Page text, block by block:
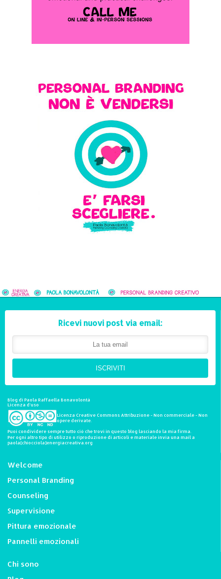
Ricevi nuovi post via email:
ISCRIVITI
Blog di Paola Raffaella Bonavolontà
Licenza d'uso
Licenza Creative Commons Attribuzione - Non commerciale - Non
opere derivate.
Puoi condividere sempre tutto ciò che trovi in questo blog lasciando la mia firma.
Per ogni altro tipo di utilizzo o riproduzione di articoli e materiale invia una mail a
paola[chiocciola]energiacreativa.org
Welcome
Personal Branding
Counseling
Supervisione
Pittura emozionale
Pannelli emozionali
Chi sono